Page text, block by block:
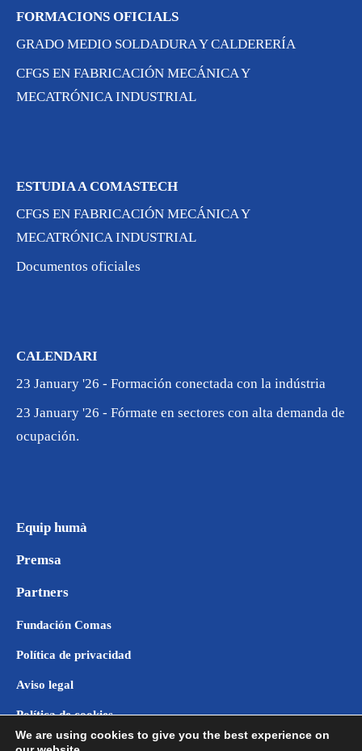
FORMACIONS OFICIALS
GRADO MEDIO SOLDADURA Y CALDERERÍA
CFGS EN FABRICACIÓN MECÁNICA Y
MECATRÓNICA INDUSTRIAL
ESTUDIA A COMASTECH
CFGS EN FABRICACIÓN MECÁNICA Y
MECATRÓNICA INDUSTRIAL
Documentos oficiales
CALENDARI
23 January '26 - Formación conectada con la indústria
23 January '26 - Fórmate en sectores con alta demanda de
ocupación.
Equip humà
Premsa
Partners
Fundación Comas
Política de privacidad
Aviso legal
Política de cookies
We are using cookies to give you the best experience on